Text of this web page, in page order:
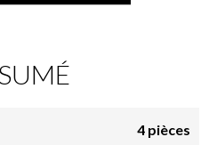
4 pièces